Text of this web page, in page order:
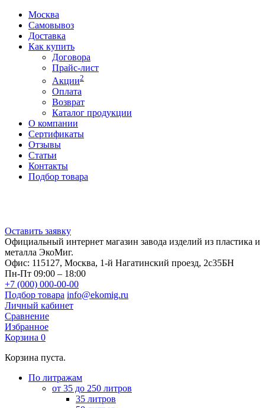
Москва
Самовывоз
Доставка
Как купить
Договора
Прайс-лист
Акции2
Оплата
Возврат
Каталог продукции
О компании
Сертификаты
Отзывы
Статьи
Контакты
Подбор товара
Оставить заявку
Официальный интернет магазин завода изделий из пластика и
металла ЭкоМиг.
Офис: 115127, Москва, 1-й Нагатинский проезд, 2с35БН
Пн-Пт 09:00 – 18:00
+7 (000) 000-00-00
Подбор товара info@ekomig.ru
Личный кабинет
Сравнение
Избранное
Корзина 0
Корзина пуста.
По литражам
от 35 до 250 литров
35 литров